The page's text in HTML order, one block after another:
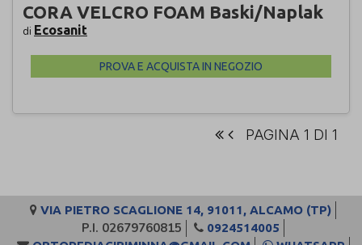
CORA VELCRO FOAM Baski/Naplak
di Ecosanit
PROVA E ACQUISTA IN NEGOZIO
PAGINA 1 DI 1
VIA PIETRO SCAGLIONE 14, 91011, ALCAMO (TP)
P.I. 02679760815
0924514005